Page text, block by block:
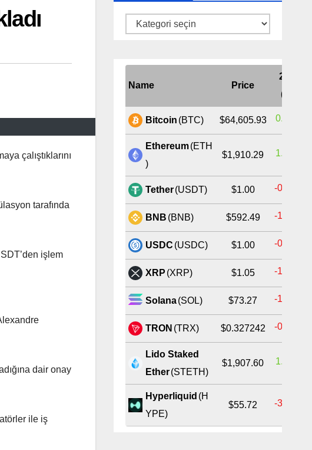
çalıştıklarını
tarafında
işlem
dair onay
ile iş
Kategoriler
Name Price
24H
(%)
Bitcoin (BTC) $64,605.93 0.05%
Ethereum (ETH
)
$1,910.29 1.14%
Tether (USDT) $1.00 -0.02%
BNB (BNB) $592.49 -1.00%
USDC (USDC) $1.00 -0.02%
XRP (XRP) $1.05 -1.59%
Solana (SOL) $73.27 -1.23%
TRON (TRX) $0.327242 -0.14%
Lido Staked
Ether (STETH)
$1,907.60 1.17%
Hyperliquid (H
YPE)
$55.72 -3.01%